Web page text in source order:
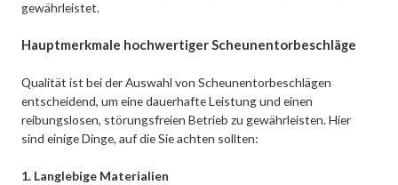
gewährleistet.
Hauptmerkmale hochwertiger Scheunentorbeschläge
Qualität ist bei der Auswahl von Scheunentorbeschlägen
entscheidend, um eine dauerhafte Leistung und einen
reibungslosen, störungsfreien Betrieb zu gewährleisten. Hier
sind einige Dinge, auf die Sie achten sollten:
1. Langlebige Materialien